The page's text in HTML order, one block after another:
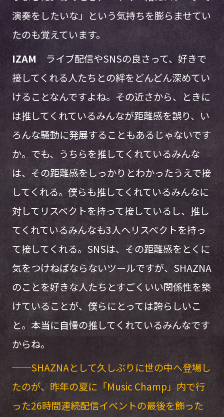
演奏をしたいな」という気持ちを膨らませてい
たのも覚えています。
IZAM ライブ配信やSNSの良さって、好きで
接してくれる人たちとの絆をどんどん深めてい
けることなんですよね。その近さから、ときに
は推してくれているみんなが距離感を誤り、い
ろんな騒動に発展することもあるじゃないです
か。でも、うちらを推してくれているみんな
は、その距離感をしっかりとわかったうえで接
してくれる。僕らも推してくれているみんなに
対してリスペクトを持って接しているし、推し
てくれているみんなも3人へリスペクトを持っ
て接してくれる。SNSは、その距離感をとくに
気をつけねばならないツールですが、SHAZNA
のことを好きな人たちとすごくいい関係性を築
けていることが、僕らにとっては誇らしいこ
と。本当に自慢の推してくれているみんなです
からね。
──SHAZNAとして久しぶりに世の中へ登場し
たのが、昨年の夏に「Music Champ」内で行
った26時間連続配信イベントの最後を飾った